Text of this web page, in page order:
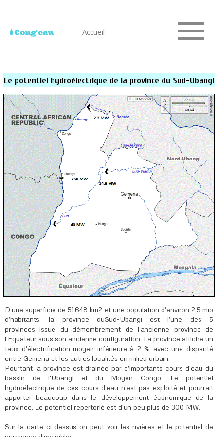
Accueil
Le potentiel hydroélectrique de la province du Sud-Ubangi
D'une superficie de 51'648 km2 et une population d'environ 2,5 mio
d'habitants, la province duSud-Ubangi est l'une des 5
provinces issue du démembrement de l'ancienne province de
l'Equateur sous son ancienne configuration. La province affiche un
taux d'électrification moyen inférieure à 2 % avec une disparité
entre Gemena et les autres localités en milieu urbain.
Pourtant la province est drainée par d'importants cours d'eau du
bassin de l'Ubangi et du Moyen Congo. Le potentiel
hydroélectrique de ces cours d'eau n'est pas exploité et pourrait
apporter beaucoup dans le développement économique de la
province. Le potentiel repertorié est d'un peu plus de 300 MW.
Sur la carte ci-dessus on peut voir les rivières et le potentiel de